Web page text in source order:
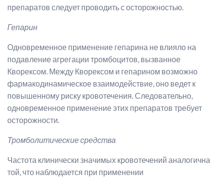
препаратов следует проводить с осторожностью.
Гепарин
Одновременное применение гепарина не влияло на
подавление агрегации тромбоцитов, вызванное
Кворексом. Между Кворексом и гепарином возможно
фармакодинамическое взаимодействие, оно ведет к
повышенному риску кровотечения. Следовательно,
одновременное применение этих препаратов требует
осторожности.
Тромболитические средства
Частота клинически значимых кровотечений аналогична
той, что наблюдается при применении